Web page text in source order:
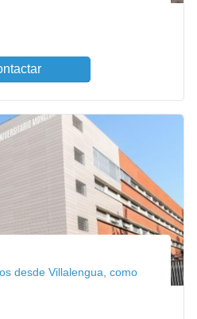
desde Villalengua, como